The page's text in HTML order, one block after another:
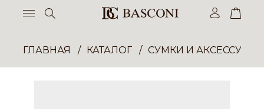
ГЛАВНАЯ КАТАЛОГ СУМКИ И